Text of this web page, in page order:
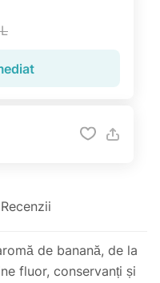
Recenzii
de banană, de la
fluor, conservanți și